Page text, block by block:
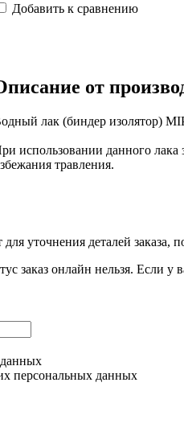
Добавить к сравнению
от
лак (биндер изолятор)
использовании данного лака
травления.
уточнения деталей
заказ онлайн нельзя. Если у
персональных данных